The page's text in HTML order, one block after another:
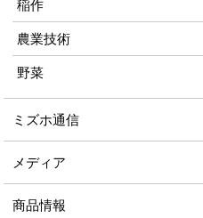
稲作
農業技術
野菜
ミズホ通信
メディア
商品情報